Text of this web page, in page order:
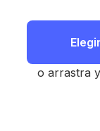
o arrastra